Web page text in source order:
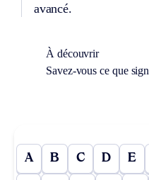
avancé.
À découvrir
Savez-vous ce que
A B C D E